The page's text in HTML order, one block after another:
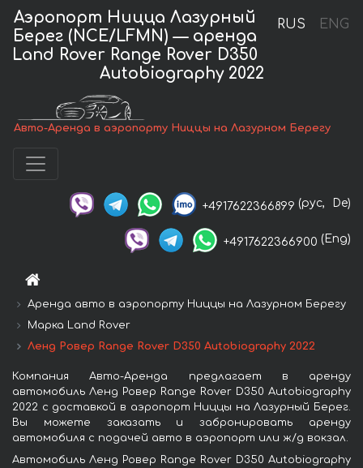
RUS ENG
Аэропорт Ницца Лазурный
Берег (NCE/LFMN) — аренда
Land Rover Range Rover D350
Autobiography 2022
Авто-Аренда в аэропорту Ниццы на Лазурном Берегу
+4917622366899 (рус, De)
+4917622366900 (Eng)
Аренда авто в аэропорту Ниццы на Лазурном Берегу
Марка Land Rover
Ленд Ровер Range Rover D350 Autobiography 2022
Компания Авто-Аренда предлагает в аренду
автомобиль Ленд Ровер Range Rover D350 Autobiography
2022 с доставкой в аэропорт Ниццы на Лазурный Берег.
Вы можете заказать и забронировать аренду
автомобиля с подачей авто в аэропорт или ж/д вокзал.
Автомобиль Ленд Ровер Range Rover D350 Autobiography